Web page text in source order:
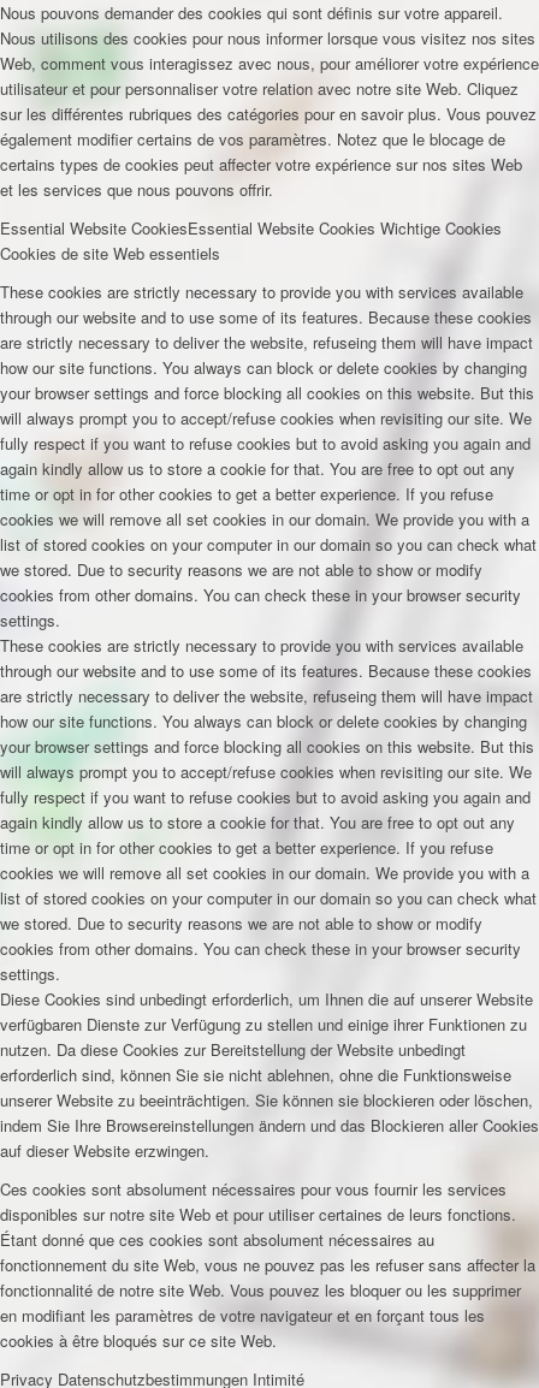
Nous pouvons demander des cookies qui sont définis sur votre appareil.
Nous utilisons des cookies pour nous informer lorsque vous visitez nos sites
Web, comment vous interagissez avec nous, pour améliorer votre expérience
utilisateur et pour personnaliser votre relation avec notre site Web. Cliquez
sur les différentes rubriques des catégories pour en savoir plus. Vous pouvez
également modifier certains de vos paramètres. Notez que le blocage de
certains types de cookies peut affecter votre expérience sur nos sites Web
et les services que nous pouvons offrir.
Essential Website CookiesEssential Website Cookies Wichtige Cookies
Cookies de site Web essentiels
These cookies are strictly necessary to provide you with services available
through our website and to use some of its features. Because these cookies
are strictly necessary to deliver the website, refuseing them will have impact
how our site functions. You always can block or delete cookies by changing
your browser settings and force blocking all cookies on this website. But this
will always prompt you to accept/refuse cookies when revisiting our site. We
fully respect if you want to refuse cookies but to avoid asking you again and
again kindly allow us to store a cookie for that. You are free to opt out any
time or opt in for other cookies to get a better experience. If you refuse
cookies we will remove all set cookies in our domain. We provide you with a
list of stored cookies on your computer in our domain so you can check what
we stored. Due to security reasons we are not able to show or modify
cookies from other domains. You can check these in your browser security
settings.
These cookies are strictly necessary to provide you with services available
through our website and to use some of its features. Because these cookies
are strictly necessary to deliver the website, refuseing them will have impact
how our site functions. You always can block or delete cookies by changing
your browser settings and force blocking all cookies on this website. But this
will always prompt you to accept/refuse cookies when revisiting our site. We
fully respect if you want to refuse cookies but to avoid asking you again and
again kindly allow us to store a cookie for that. You are free to opt out any
time or opt in for other cookies to get a better experience. If you refuse
cookies we will remove all set cookies in our domain. We provide you with a
list of stored cookies on your computer in our domain so you can check what
we stored. Due to security reasons we are not able to show or modify
cookies from other domains. You can check these in your browser security
settings.
Diese Cookies sind unbedingt erforderlich, um Ihnen die auf unserer Website
verfügbaren Dienste zur Verfügung zu stellen und einige ihrer Funktionen zu
nutzen. Da diese Cookies zur Bereitstellung der Website unbedingt
erforderlich sind, können Sie sie nicht ablehnen, ohne die Funktionsweise
unserer Website zu beeinträchtigen. Sie können sie blockieren oder löschen,
indem Sie Ihre Browsereinstellungen ändern und das Blockieren aller Cookies
auf dieser Website erzwingen.
Ces cookies sont absolument nécessaires pour vous fournir les services
disponibles sur notre site Web et pour utiliser certaines de leurs fonctions.
Étant donné que ces cookies sont absolument nécessaires au
fonctionnement du site Web, vous ne pouvez pas les refuser sans affecter la
fonctionnalité de notre site Web. Vous pouvez les bloquer ou les supprimer
en modifiant les paramètres de votre navigateur et en forçant tous les
cookies à être bloqués sur ce site Web.
Privacy Datenschutzbestimmungen Intimité